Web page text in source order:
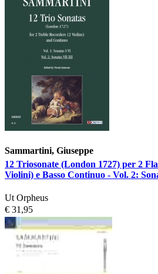
Sammartini, Giuseppe
12 Triosonate (London 1727) per 2
Violini) e Basso Continuo - Vol. 2:
Ut Orpheus
€ 31,95